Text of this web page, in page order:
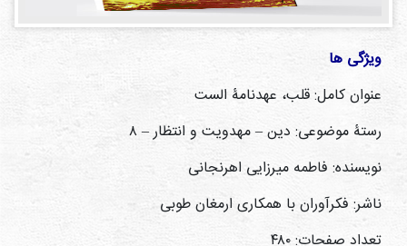
و
مقررات
ویژگی ها
عنوان کامل: قلب، عهدنامۀ الست
رستۀ موضوعی: دین – مهدویت و انتظار – ۸
نویسنده: فاطمه میرزایی اهرنجانی
ناشر: فکرآوران با همکاری ارمغان طوبی
تعداد صفحات: ۴۸۰